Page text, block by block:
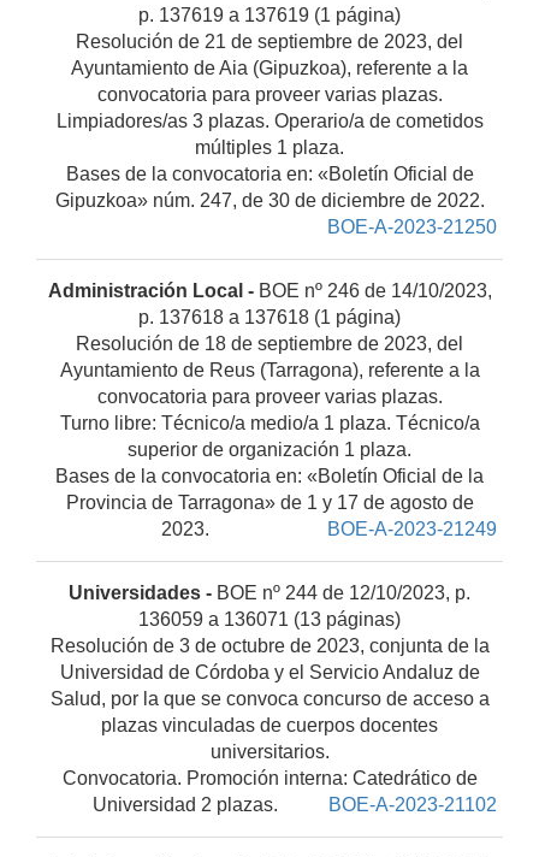
p. 137619 a 137619 (1 página)
Resolución de 21 de septiembre de 2023, del
Ayuntamiento de Aia (Gipuzkoa), referente a la
convocatoria para proveer varias plazas.
Limpiadores/as 3 plazas. Operario/a de cometidos
múltiples 1 plaza.
Bases de la convocatoria en: «Boletín Oficial de
Gipuzkoa» núm. 247, de 30 de diciembre de 2022.
BOE-A-2023-21250
Administración Local - BOE nº 246 de 14/10/2023,
p. 137618 a 137618 (1 página)
Resolución de 18 de septiembre de 2023, del
Ayuntamiento de Reus (Tarragona), referente a la
convocatoria para proveer varias plazas.
Turno libre: Técnico/a medio/a 1 plaza. Técnico/a
superior de organización 1 plaza.
Bases de la convocatoria en: «Boletín Oficial de la
Provincia de Tarragona» de 1 y 17 de agosto de
2023.
BOE-A-2023-21249
Universidades - BOE nº 244 de 12/10/2023, p.
136059 a 136071 (13 páginas)
Resolución de 3 de octubre de 2023, conjunta de la
Universidad de Córdoba y el Servicio Andaluz de
Salud, por la que se convoca concurso de acceso a
plazas vinculadas de cuerpos docentes
universitarios.
Convocatoria. Promoción interna: Catedrático de
Universidad 2 plazas.
BOE-A-2023-21102